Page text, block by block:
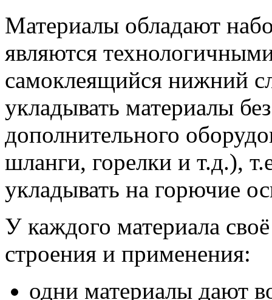
Материалы обладают
являются
самоклеящийся нижний
укладывать материалы
дополнительного
шланги, горелки и т.д.),
укладывать на горючие
У каждого материала
строения и применения:
одни материалы дают